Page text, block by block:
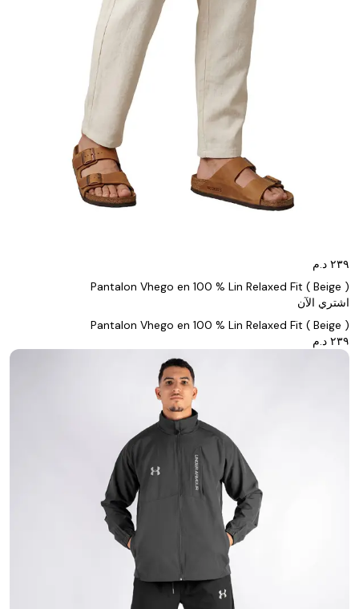
Pantalon Vhego en 100 % Lin Relaxed Fit ( Beige )
اشتري الآن
Pantalon Vhego en 100 % Lin Relaxed Fit ( Beige )